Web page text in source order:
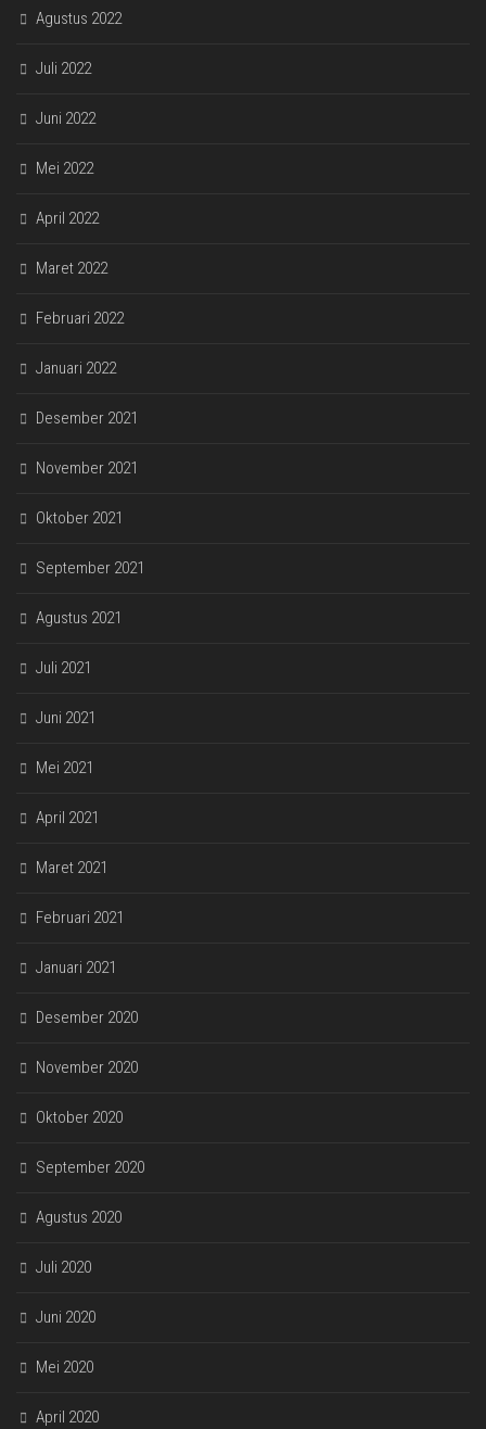
Agustus 2022
Juli 2022
Juni 2022
Mei 2022
April 2022
Maret 2022
Februari 2022
Januari 2022
Desember 2021
November 2021
Oktober 2021
September 2021
Agustus 2021
Juli 2021
Juni 2021
Mei 2021
April 2021
Maret 2021
Februari 2021
Januari 2021
Desember 2020
November 2020
Oktober 2020
September 2020
Agustus 2020
Juli 2020
Juni 2020
Mei 2020
April 2020